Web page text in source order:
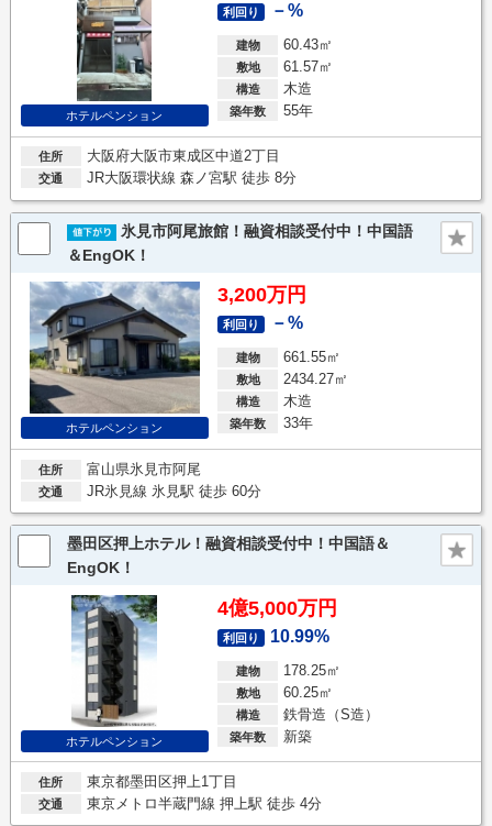
ホテルペンション
利回り －%
建物 60.43㎡
敷地 61.57㎡
構造 木造
築年数 55年
住所 大阪府大阪市東成区中道2丁目
交通 JR大阪環状線 森ノ宮駅 徒歩 8分
氷見市阿尾旅館！融資相談受付中！中国語
＆EngOK！
ホテルペンション
3,200万円
利回り －%
建物 661.55㎡
敷地 2434.27㎡
構造 木造
築年数 33年
住所 富山県氷見市阿尾
交通 JR氷見線 氷見駅 徒歩 60分
墨田区押上ホテル！融資相談受付中！中国語＆
EngOK！
ホテルペンション
4億5,000万円
利回り 10.99%
建物 178.25㎡
敷地 60.25㎡
構造 鉄骨造（S造）
築年数 新築
住所 東京都墨田区押上1丁目
交通 東京メトロ半蔵門線 押上駅 徒歩 4分